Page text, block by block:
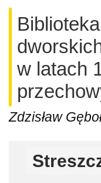
w latach
Zdzisław